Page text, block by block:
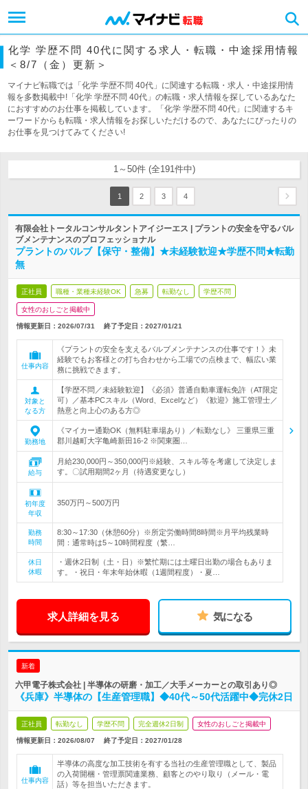
化学 学歴不問 40代に関する求人・転職・中途採用情報
＜8/7（金）更新＞
マイナビ転職では「化学 学歴不問 40代」に関連する転職・求人・中途採用情
報を多数掲載中!「化学 学歴不問 40代」の転職・求人情報を探しているあなた
におすすめのお仕事を掲載しています。「化学 学歴不問 40代」に関連するキ
ーワードからも転職・求人情報をお探しいただけるので、あなたにぴったりの
お仕事を見つけてみてください!
1～50件 (全191件中)
1 2 3 4
有限会社トータルコンサルタントアイジーエス | プラントの安全を守るバル
ブメンテナンスのプロフェッショナル
プラントのバルブ【保守・整備】★未経験歓迎★学歴不問★転勤
無
正社員 職種・業種未経験OK 急募 転勤なし 学歴不問
女性のおしごと掲載中
情報更新日：2026/07/31 終了予定日： 2027/01/21
仕事内容
《プラントの安全を支えるバルブメンテナンスの仕事です！》未
経験でもお客様との打ち合わせから工場での点検まで、幅広い業
務に挑戦できます。
対象と
なる方
【学歴不問／未経験歓迎】《必須》普通自動車運転免許（AT限定
可）／基本PCスキル（Word、Excelなど）《歓迎》施工管理士／
熱意と向上心のある方◎
勤務地
《マイカー通勤OK（無料駐車場あり）／転勤なし》 三重県三重
郡川越町大字亀崎新田16-2 ※関東圏…
給与
月給230,000円～350,000円※経験、スキル等を考慮して決定しま
す。〇試用期間2ヶ月（待遇変更なし）
初年度
年収
350万円～500万円
勤務
時間
8:30～17:30（休憩60分）※所定労働時間8時間※月平均残業時
間：通常時は5～10時間程度（繁…
休日
休暇
・週休2日制（土・日）※繁忙期には土曜日出勤の場合もありま
す。・祝日・年末年始休暇（1週間程度）・夏…
求人詳細を見る 気になる
新着
六甲電子株式会社 | 半導体の研磨・加工／大手メーカーとの取引あり◎
《兵庫》半導体の【生産管理職】◆40代～50代活躍中◆完休2日
正社員 転勤なし 学歴不問 完全週休2日制 女性のおしごと掲載中
情報更新日：2026/08/07 終了予定日： 2027/01/28
仕事内容
半導体の高度な加工技術を有する当社の生産管理職として、製品
の入荷開梱・管理票関連業務、顧客とのやり取り（メール・電
話）等を担当いただきます。